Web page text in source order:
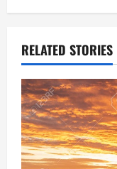
RELATED STORIES